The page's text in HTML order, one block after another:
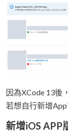
因為XCode 13後
若想自行新增
新增iOS APP